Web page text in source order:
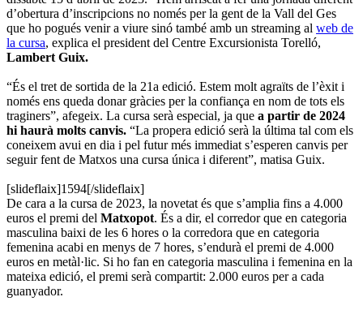
d’obertura d’inscripcions no només per la gent de la Vall del Ges
que ho pogués venir a viure sinó també amb un streaming al web de
la cursa, explica el president del Centre Excursionista Torelló,
Lambert Guix.
“És el tret de sortida de la 21a edició. Estem molt agraïts de l’èxit i
només ens queda donar gràcies per la confiança en nom de tots els
traginers”, afegeix. La cursa serà especial, ja que a partir de 2024
hi haurà molts canvis. “La propera edició serà la última tal com els
coneixem avui en dia i pel futur més immediat s’esperen canvis per
seguir fent de Matxos una cursa única i diferent”, matisa Guix.
[slideflaix]1594[/slideflaix]
De cara a la cursa de 2023, la novetat és que s’amplia fins a 4.000
euros el premi del Matxopot. És a dir, el corredor que en categoria
masculina baixi de les 6 hores o la corredora que en categoria
femenina acabi en menys de 7 hores, s’endurà el premi de 4.000
euros en metàl·lic. Si ho fan en categoria masculina i femenina en la
mateixa edició, el premi serà compartit: 2.000 euros per a cada
guanyador.